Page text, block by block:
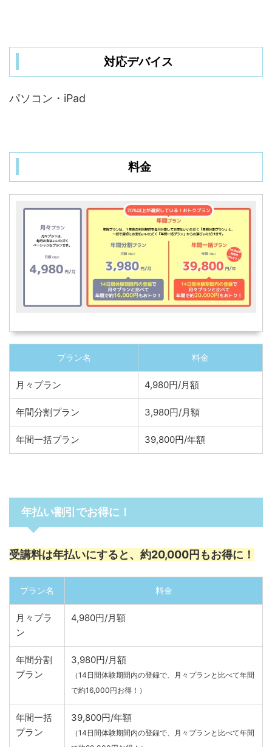
対応デバイス
パソコン・iPad
料金
プラン名 料金
月々プラン 4,980円/月額
年間分割プラン 3,980円/月額
年間一括プラン 39,800円/年額
年払い割引でお得に！
受講料は年払いにすると、約20,000円もお得に！
プラン名 料金
月々プラ
ン
4,980円/月額
年間分割
プラン
3,980円/月額
（14日間体験期間内の登録で、月々プランと比べて年間
で約16,000円お得！）
年間一括
プラン
39,800円/年額
（14日間体験期間内の登録で、月々プランと比べて年間